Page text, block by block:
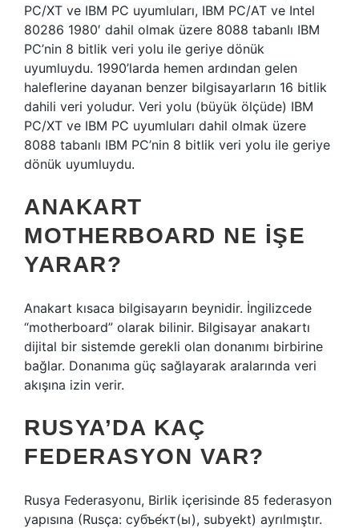
PC/XT ve IBM PC uyumluları, IBM PC/AT ve Intel
80286 1980′ dahil olmak üzere 8088 tabanlı IBM
PC’nin 8 bitlik veri yolu ile geriye dönük
uyumluydu. 1990’larda hemen ardından gelen
haleflerine dayanan benzer bilgisayarların 16 bitlik
dahili veri yoludur. Veri yolu (büyük ölçüde) IBM
PC/XT ve IBM PC uyumluları dahil olmak üzere
8088 tabanlı IBM PC’nin 8 bitlik veri yolu ile geriye
dönük uyumluydu.
ANAKART
MOTHERBOARD NE IŞE
YARAR?
Anakart kısaca bilgisayarın beynidir. İngilizcede
“motherboard” olarak bilinir. Bilgisayar anakartı
dijital bir sistemde gerekli olan donanımı birbirine
bağlar. Donanıma güç sağlayarak aralarında veri
akışına izin verir.
RUSYA’DA KAÇ
FEDERASYON VAR?
Rusya Federasyonu, Birlik içerisinde 85 federasyon
yapısına (Rusça: субъе́кт(ы), subyekt) ayrılmıştır.